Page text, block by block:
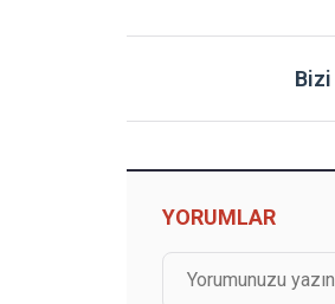
Bizi
YORUMLAR